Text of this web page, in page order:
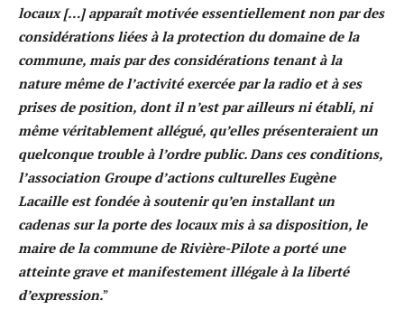
locaux […] apparaît motivée essentiellement non par des
considérations liées à la protection du domaine de la
commune, mais par des considérations tenant à la
nature même de l’activité exercée par la radio et à ses
prises de position, dont il n’est par ailleurs ni établi, ni
même véritablement allégué, qu’elles présenteraient un
quelconque trouble à l’ordre public. Dans ces conditions,
l’association Groupe d’actions culturelles Eugène
Lacaille est fondée à soutenir qu’en installant un
cadenas sur la porte des locaux mis à sa disposition, le
maire de la commune de Rivière-Pilote a porté une
atteinte grave et manifestement illégale à la liberté
d’expression.”